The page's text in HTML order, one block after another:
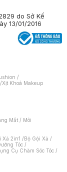
do Sở Kế
13/01/2016
/
/Xịt Khoá Makeup
Mắt / Môi
Xả 2in1 /Bộ Gội Xả /
Tóc /
Cụ Chăm Sóc Tóc /